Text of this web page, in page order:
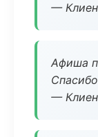
—
Афиша
—